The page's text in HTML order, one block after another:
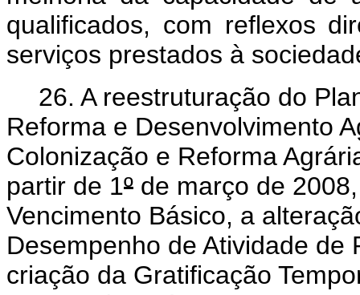
qualificados, com reflexos
serviços prestados à
26. A reestruturação do
Reforma e Desenvolvimento
Colonização e Reforma
partir de 1º de março de
Vencimento Básico, a
Desempenho de Atividade de
criação da Gratificação